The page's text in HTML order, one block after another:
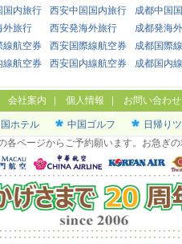
国内旅行 西安中国国内旅行 成都中国
外旅行 西安発海外旅行 成都発海
線航空券 西安国際線航空券 成都国際
線航空券 西安国内線航空券 成都国内
会社案内 個人情報 お問い合わ
ホテル 中国ゴルフ 日帰り
ページからご予約願います。お急ぎの